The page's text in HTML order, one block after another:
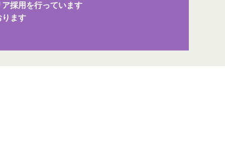
採用を行っています
ります